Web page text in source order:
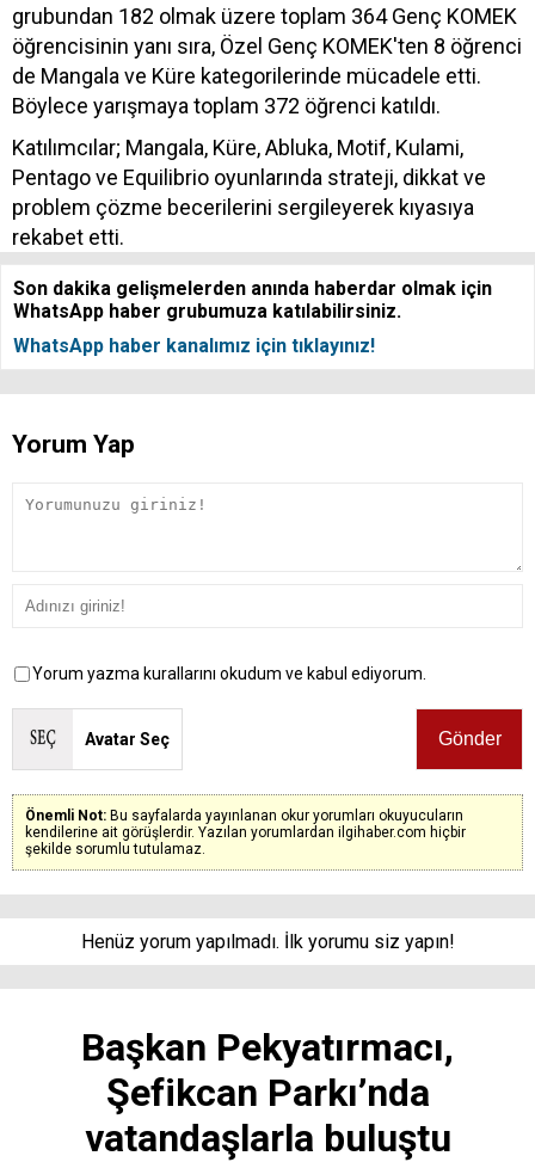
grubundan 182 olmak üzere toplam 364 Genç KOMEK
öğrencisinin yanı sıra, Özel Genç KOMEK'ten 8 öğrenci
de Mangala ve Küre kategorilerinde mücadele etti.
Böylece yarışmaya toplam 372 öğrenci katıldı.
Katılımcılar; Mangala, Küre, Abluka, Motif, Kulami,
Pentago ve Equilibrio oyunlarında strateji, dikkat ve
problem çözme becerilerini sergileyerek kıyasıya
rekabet etti.
Son dakika gelişmelerden anında haberdar olmak için
WhatsApp haber grubumuza katılabilirsiniz.
WhatsApp haber kanalımız için tıklayınız!
Yorum Yap
Yorum yazma kurallarını okudum ve kabul ediyorum.
Avatar Seç
Önemli Not: Bu sayfalarda yayınlanan okur yorumları okuyucuların
kendilerine ait görüşlerdir. Yazılan yorumlardan ilgihaber.com hiçbir
şekilde sorumlu tutulamaz.
Henüz yorum yapılmadı. İlk yorumu siz yapın!
Başkan Pekyatırmacı,
Şefikcan Parkı’nda
vatandaşlarla buluştu